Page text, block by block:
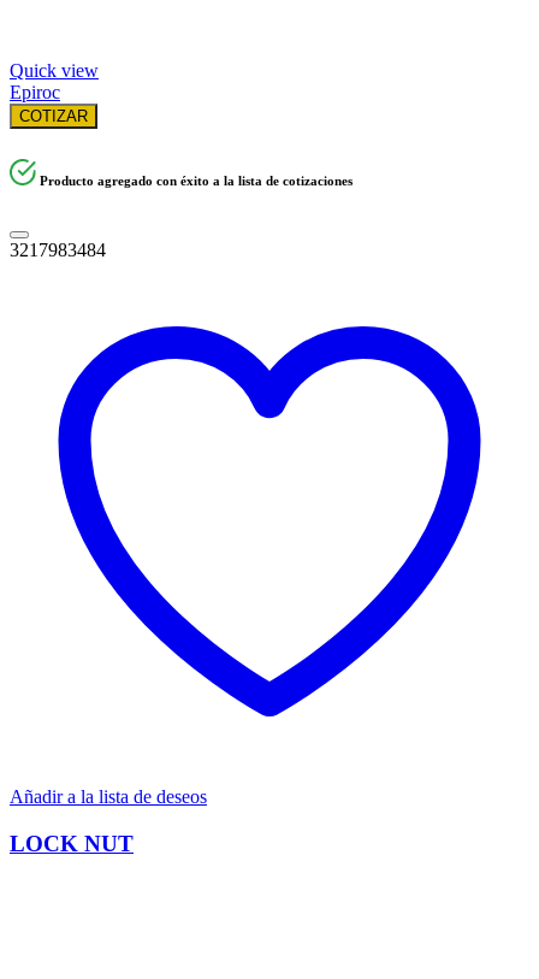
Quick view
Epiroc
COTIZAR
Producto agregado con éxito a la lista de cotizaciones
3217983484
Añadir a la lista de deseos
LOCK NUT